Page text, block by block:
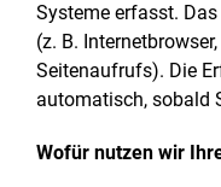
Systeme erfasst.
(z. B.
Seitenaufrufs). Die
automatisch, sobald
Wofür nutzen wir